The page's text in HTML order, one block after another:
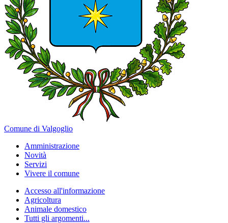
Comune di Valgoglio
Amministrazione
Novità
Servizi
Vivere il comune
Accesso all'informazione
Agricoltura
Animale domestico
Tutti gli argomenti...